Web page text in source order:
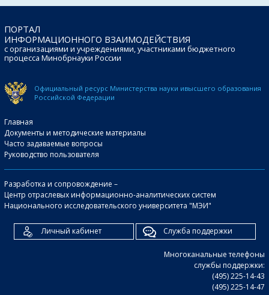
ПОРТАЛ
ИНФОРМАЦИОННОГО ВЗАИМОДЕЙСТВИЯ
с организациями и учреждениями, участниками бюджетного
процесса Минобрнауки России
Официальный ресурс Министерства науки ивысшего образования
Российской Федерации
Главная
Документы и методические материалы
Часто задаваемые вопросы
Руководство пользователя
Разработка и сопровождение –
Центр отраслевых информационно-аналитических систем
Национального исследовательского университета "МЭИ"
Личный кабинет Служба поддержки
Многоканальные телефоны
службы поддержки:
(495) 225-14-43
(495) 225-14-47